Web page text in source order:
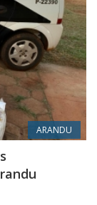
ARANDU